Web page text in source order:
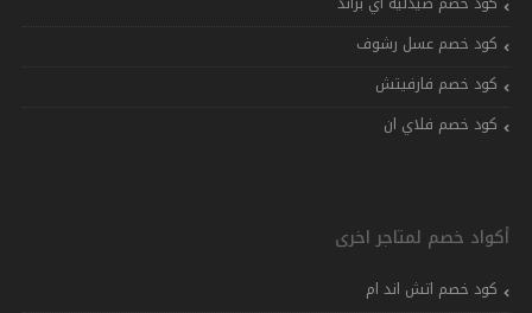
كود خصم عسل رشوف
كود خصم فارفيتش
كود خصم فلاي ان
أكواد خصم لمتاجر اخرى
كود خصم اتش اند ام